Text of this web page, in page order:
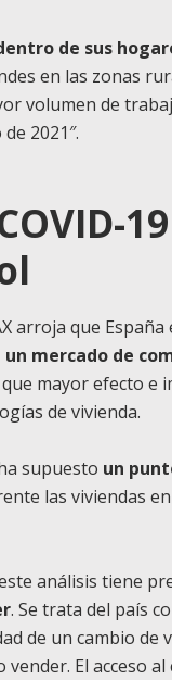
de sus
en las zonas
volumen de
2021″.
arroja que
mercado de
mayor efecto e
de vivienda.
supuesto un
las viviendas
análisis tiene
. Se trata del país
de un cambio de
El acceso